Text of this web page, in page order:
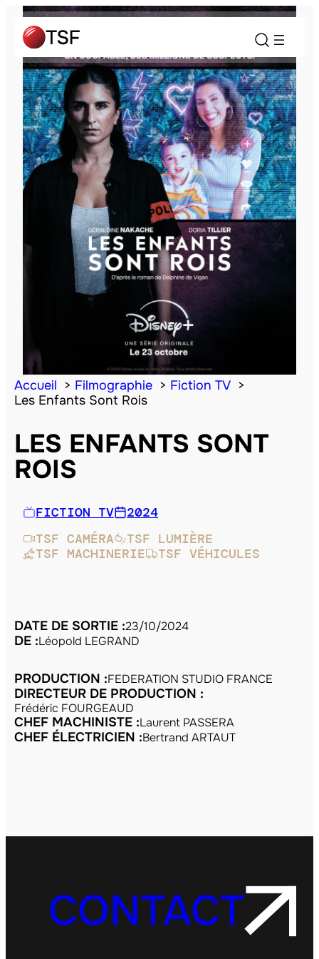
Accueil Filmographie
Fiction TV
Les Enfants Sont Rois
LES ENFANTS SONT
ROIS
FICTION TV
2024
TSF CAMÉRA
TSF LUMIÈRE
TSF MACHINERIE
TSF VÉHICULES
DATE DE SORTIE :23/10/2024
DE :Léopold LEGRAND
PRODUCTION :FEDERATION STUDIO FRANCE
DIRECTEUR DE PRODUCTION :
Frédéric FOURGEAUD
CHEF MACHINISTE :Laurent PASSERA
CHEF ÉLECTRICIEN :Bertrand ARTAUT
CONTACT